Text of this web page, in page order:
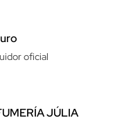
oficial
JÚLIA